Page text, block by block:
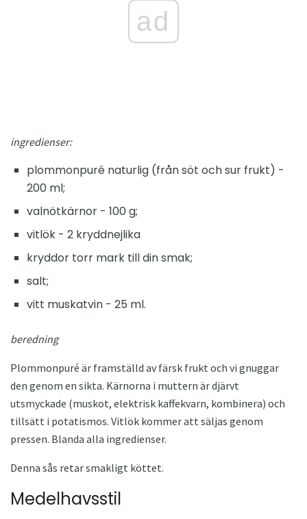
ad
ingredienser:
plommonpuré naturlig (från söt och sur frukt) -
200 ml;
valnötkärnor - 100 g;
vitlök - 2 kryddnejlika
kryddor torr mark till din smak;
salt;
vitt muskatvin - 25 ml.
beredning
Plommonpuré är framställd av färsk frukt och vi gnuggar
den genom en sikta. Kärnorna i muttern är djärvt
utsmyckade (muskot, elektrisk kaffekvarn, kombinera) och
tillsätt i potatismos. Vitlök kommer att säljas genom
pressen. Blanda alla ingredienser.
Denna sås retar smakligt köttet.
Medelhavsstil